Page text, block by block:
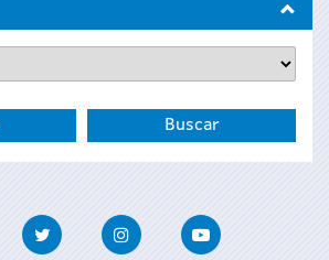
Twitter InstagramYoutube